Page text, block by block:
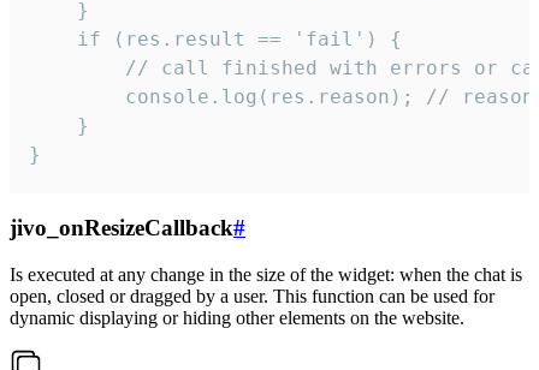
    }
    if (res.result == 'fail') {
// call finished with errors or
console.log(res.reason); //
    }
}
jivo_onResizeCallback#
Is executed at any change in the size of the widget: when the chat is
open, closed or dragged by a user. This function can be used for
dynamic displaying or hiding other elements on the website.